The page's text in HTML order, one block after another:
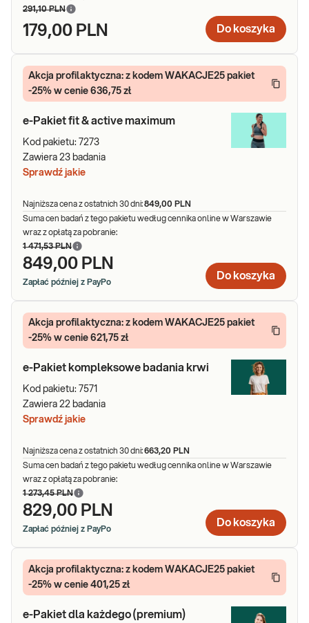
291,10 PLN
179,00 PLN Do koszyka
Akcja profilaktyczna: z kodem WAKACJE25 pakiet
-25% w cenie 636,75 zł
e-Pakiet fit & active maximum
Kod pakietu: 7273
Zawiera 23 badania
Sprawdź jakie
Najniższa cena z ostatnich 30 dni:849,00 PLN
Suma cen badań z tego pakietu według cennika online w Warszawie
wraz z opłatą za pobranie:
1 471,53 PLN
849,00 PLN
Zapłać później z PayPo
Do koszyka
Akcja profilaktyczna: z kodem WAKACJE25 pakiet
-25% w cenie 621,75 zł
e-Pakiet kompleksowe badania krwi
Kod pakietu: 7571
Zawiera 22 badania
Sprawdź jakie
Najniższa cena z ostatnich 30 dni:663,20 PLN
Suma cen badań z tego pakietu według cennika online w Warszawie
wraz z opłatą za pobranie:
1 273,45 PLN
829,00 PLN
Zapłać później z PayPo
Do koszyka
Akcja profilaktyczna: z kodem WAKACJE25 pakiet
-25% w cenie 401,25 zł
e-Pakiet dla każdego (premium)